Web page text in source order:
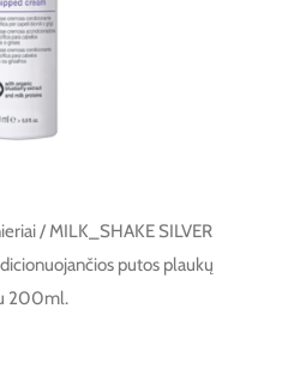
/ MILK_SHAKE SILVER
putos plaukų
200ml.